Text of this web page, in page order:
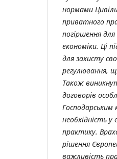
нормами
приватного
погіршення
економіки. Ці
для захисту
регулювання,
Також
договорів
Господарським
необхідність у
практику.
рішення
важливість